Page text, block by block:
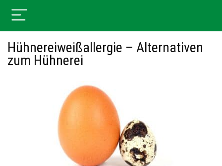
Hühnereiweißallergie – Alternativen
zum Hühnerei